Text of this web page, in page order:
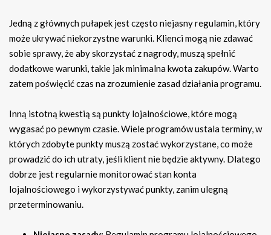
Jedną z głównych pułapek jest często niejasny regulamin, który
może ukrywać niekorzystne warunki. Klienci mogą nie zdawać
sobie sprawy, że aby skorzystać z nagrody, muszą spełnić
dodatkowe warunki, takie jak minimalna kwota zakupów. Warto
zatem poświęcić czas na zrozumienie zasad działania programu.
Inną istotną kwestią są punkty lojalnościowe, które mogą
wygasać po pewnym czasie. Wiele programów ustala terminy, w
których zdobyte punkty muszą zostać wykorzystane, co może
prowadzić do ich utraty, jeśli klient nie będzie aktywny. Dlatego
dobrze jest regularnie monitorować stan konta
lojalnościowego i wykorzystywać punkty, zanim ulegną
przeterminowaniu.